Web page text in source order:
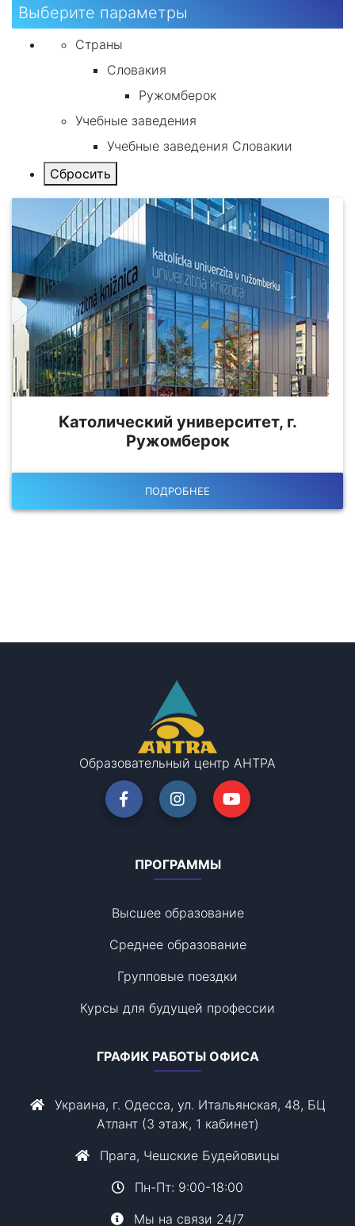
Выберите параметры
Страны
Словакия
Ружомберок
Учебные заведения
Учебные заведения Словакии
Католический университет, г.
Ружомберок
ПОДРОБНЕЕ
Образовательный центр АНТРА
ПРОГРАММЫ
Высшее образование
Среднее образование
Групповые поездки
Курсы для будущей профессии
ГРАФИК РАБОТЫ ОФИСА
Украина, г. Одесса, ул. Итальянская, 48, БЦ
Атлант (3 этаж, 1 кабинет)
Прага, Чешские Будейовицы
Пн-Пт: 9:00-18:00
Мы на связи 24/7